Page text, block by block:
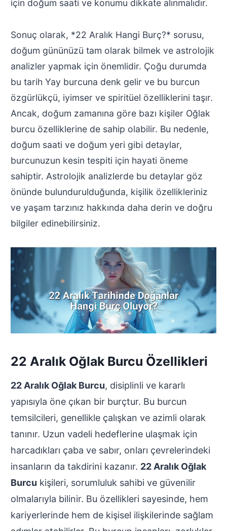
için doğum saati ve konumu dikkate alınmalıdır.
Sonuç olarak, *22 Aralık Hangi Burç?* sorusu,
doğum gününüzü tam olarak bilmek ve astrolojik
analizler yapmak için önemlidir. Çoğu durumda
bu tarih Yay burcuna denk gelir ve bu burcun
özgürlükçü, iyimser ve spiritüel özelliklerini taşır.
Ancak, doğum zamanına göre bazı kişiler Oğlak
burcu özelliklerine de sahip olabilir. Bu nedenle,
doğum saati ve doğum yeri gibi detaylar,
burcunuzun kesin tespiti için hayati öneme
sahiptir. Astrolojik analizlerde bu detaylar göz
önünde bulundurulduğunda, kişilik özellikleriniz
ve yaşam tarzınız hakkında daha derin ve doğru
bilgiler edinebilirsiniz.
22 Aralık Oğlak Burcu Özellikleri
22 Aralık Oğlak Burcu, disiplinli ve kararlı
yapısıyla öne çıkan bir burçtur. Bu burcun
temsilcileri, genellikle çalışkan ve azimli olarak
tanınır. Uzun vadeli hedeflerine ulaşmak için
harcadıkları çaba ve sabır, onları çevrelerindeki
insanların da takdirini kazanır. 22 Aralık Oğlak
Burcu kişileri, sorumluluk sahibi ve güvenilir
olmalarıyla bilinir. Bu özellikleri sayesinde, hem
kariyerlerinde hem de kişisel ilişkilerinde sağlam